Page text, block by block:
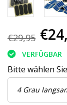
€29,95
VERFÜGBAR
Bitte wählen